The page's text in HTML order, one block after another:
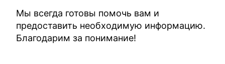
Мы всегда готовы помочь вам и
предоставить необходимую информацию.
Благодарим за понимание!